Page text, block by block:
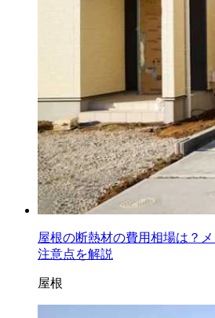
屋根の断熱材の費用相場は？
注意点を解説
屋根